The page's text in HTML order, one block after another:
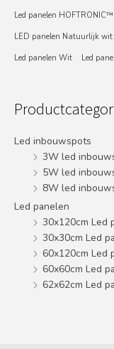
Led panelen HOFTRONIC™
LED panelen Natuurlijk wit
Led panelen Wit
Led
Led inbouwspots
3W led
5W led
8W led
Led panelen
30x120cm Led
30x30cm Led
60x120cm Led
60x60cm Led
62x62cm Led